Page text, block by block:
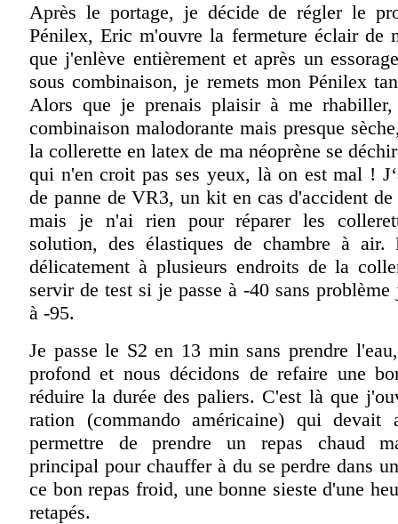
Après le portage, je décide de régler le
Pénilex, Eric m'ouvre la fermeture éclair de
que j'enlève entièrement et après un
sous combinaison, je remets mon Pénilex
Alors que je prenais plaisir à me rhabiller,
combinaison malodorante mais presque
la collerette en latex de ma néoprène se
qui n'en croit pas ses yeux, là on est mal !
de panne de VR3, un kit en cas d'accident de
mais je n'ai rien pour réparer les
solution, des élastiques de chambre à air.
délicatement à plusieurs endroits de la
servir de test si je passe à -40 sans
à -95.
Je passe le S2 en 13 min sans prendre
profond et nous décidons de refaire une
réduire la durée des paliers. C'est là que
ration (commando américaine) qui devait
permettre de prendre un repas chaud
principal pour chauffer à du se perdre dans
ce bon repas froid, une bonne sieste d'une
retapés.